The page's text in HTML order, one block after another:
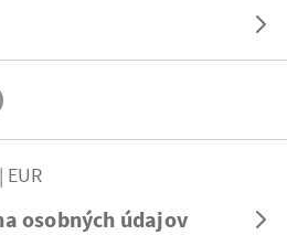
osobných údajov